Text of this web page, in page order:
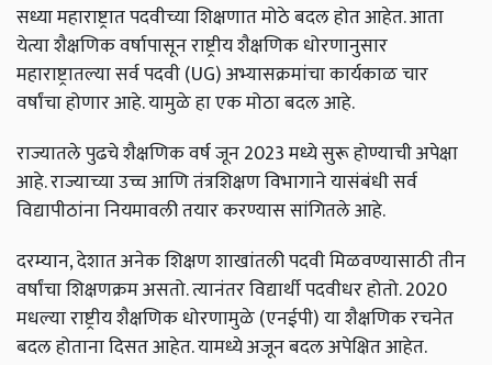
सध्या महाराष्ट्रात पदवीच्या शिक्षणात मोठे बदल होत आहेत. आता
येत्या शैक्षणिक वर्षापासून राष्ट्रीय शैक्षणिक धोरणानुसार
महाराष्ट्रातल्या सर्व पदवी (UG) अभ्यासक्रमांचा कार्यकाळ चार
वर्षांचा होणार आहे. यामुळे हा एक मोठा बदल आहे.
राज्यातले पुढचे शैक्षणिक वर्ष जून 2023 मध्ये सुरू होण्याची अपेक्षा
आहे. राज्याच्या उच्च आणि तंत्रशिक्षण विभागाने यासंबंधी सर्व
विद्यापीठांना नियमावली तयार करण्यास सांगितले आहे.
दरम्यान, देशात अनेक शिक्षण शाखांतली पदवी मिळवण्यासाठी तीन
वर्षांचा शिक्षणक्रम असतो. त्यानंतर विद्यार्थी पदवीधर होतो. 2020
मधल्या राष्ट्रीय शैक्षणिक धोरणामुळे (एनईपी) या शैक्षणिक रचनेत
बदल होताना दिसत आहेत. यामध्ये अजून बदल अपेक्षित आहेत.